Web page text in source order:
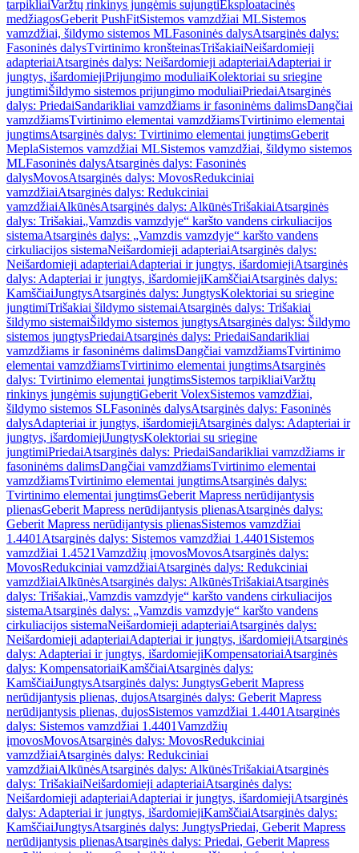
tarpikliaiVaržtų rinkinys jungėmis sujungtiEksploatacinės
medžiagosGeberit PushFitSistemos vamzdžiai MLSistemos
vamzdžiai, šildymo sistemos MLFasoninės dalysAtsarginės dalys:
Fasoninės dalysTvirtinimo kronšteinasTrišakiaiNeišardomieji
adapteriaiAtsarginės dalys: Neišardomieji adapteriaiAdapteriai ir
jungtys, išardomiejiPrijungimo moduliaiKolektoriai su sriegine
jungtimiŠildymo sistemos prijungimo moduliaiPriedaiAtsarginės
dalys: PriedaiSandarikliai vamzdžiams ir fasoninėms dalimsDangčiai
vamzdžiamsTvirtinimo elementai vamzdžiamsTvirtinimo elementai
jungtimsAtsarginės dalys: Tvirtinimo elementai jungtimsGeberit
MeplaSistemos vamzdžiai MLSistemos vamzdžiai, šildymo sistemos
MLFasoninės dalysAtsarginės dalys: Fasoninės
dalysMovosAtsarginės dalys: MovosRedukciniai
vamzdžiaiAtsarginės dalys: Redukciniai
vamzdžiaiAlkūnėsAtsarginės dalys: AlkūnėsTrišakiaiAtsarginės
dalys: Trišakiai„Vamzdis vamzdyje“ karšto vandens cirkuliacijos
sistemaAtsarginės dalys: „Vamzdis vamzdyje“ karšto vandens
cirkuliacijos sistemaNeišardomieji adapteriaiAtsarginės dalys:
Neišardomieji adapteriaiAdapteriai ir jungtys, išardomiejiAtsarginės
dalys: Adapteriai ir jungtys, išardomiejiKamščiaiAtsarginės dalys:
KamščiaiJungtysAtsarginės dalys: JungtysKolektoriai su sriegine
jungtimiTrišakiai šildymo sistemaiAtsarginės dalys: Trišakiai
šildymo sistemaiŠildymo sistemos jungtysAtsarginės dalys: Šildymo
sistemos jungtysPriedaiAtsarginės dalys: PriedaiSandarikliai
vamzdžiams ir fasoninėms dalimsDangčiai vamzdžiamsTvirtinimo
elementai vamzdžiamsTvirtinimo elementai jungtimsAtsarginės
dalys: Tvirtinimo elementai jungtimsSistemos tarpikliaiVaržtų
rinkinys jungėmis sujungtiGeberit VolexSistemos vamzdžiai,
šildymo sistemos SLFasoninės dalysAtsarginės dalys: Fasoninės
dalysAdapteriai ir jungtys, išardomiejiAtsarginės dalys: Adapteriai ir
jungtys, išardomiejiJungtysKolektoriai su sriegine
jungtimiPriedaiAtsarginės dalys: PriedaiSandarikliai vamzdžiams ir
fasoninėms dalimsDangčiai vamzdžiamsTvirtinimo elementai
vamzdžiamsTvirtinimo elementai jungtimsAtsarginės dalys:
Tvirtinimo elementai jungtimsGeberit Mapress nerūdijantysis
plienasGeberit Mapress nerūdijantysis plienasAtsarginės dalys:
Geberit Mapress nerūdijantysis plienasSistemos vamzdžiai
1.4401 Atsarginės dalys: Sistemos vamzdžiai 1.4401 Sistemos
vamzdžiai 1.4521Vamzdžių įmovosMovosAtsarginės dalys:
MovosRedukciniai vamzdžiaiAtsarginės dalys: Redukciniai
vamzdžiaiAlkūnėsAtsarginės dalys: AlkūnėsTrišakiaiAtsarginės
dalys: Trišakiai„Vamzdis vamzdyje“ karšto vandens cirkuliacijos
sistemaAtsarginės dalys: „Vamzdis vamzdyje“ karšto vandens
cirkuliacijos sistemaNeišardomieji adapteriaiAtsarginės dalys:
Neišardomieji adapteriaiAdapteriai ir jungtys, išardomiejiAtsarginės
dalys: Adapteriai ir jungtys, išardomiejiKompensatoriaiAtsarginės
dalys: KompensatoriaiKamščiaiAtsarginės dalys:
KamščiaiJungtysAtsarginės dalys: JungtysGeberit Mapress
nerūdijantysis plienas, dujosAtsarginės dalys: Geberit Mapress
nerūdijantysis plienas, dujosSistemos vamzdžiai 1.4401 Atsarginės
dalys: Sistemos vamzdžiai 1.4401Vamzdžių
įmovosMovosAtsarginės dalys: MovosRedukciniai
vamzdžiaiAtsarginės dalys: Redukciniai
vamzdžiaiAlkūnėsAtsarginės dalys: AlkūnėsTrišakiaiAtsarginės
dalys: TrišakiaiNeišardomieji adapteriaiAtsarginės dalys:
Neišardomieji adapteriaiAdapteriai ir jungtys, išardomiejiAtsarginės
dalys: Adapteriai ir jungtys, išardomiejiKamščiaiAtsarginės dalys:
KamščiaiJungtysAtsarginės dalys: JungtysPriedai, Geberit Mapress
nerūdijantysis plienasAtsarginės dalys: Priedai, Geberit Mapress